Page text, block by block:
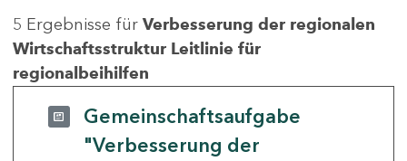
5 Ergebnisse für Verbesserung der regionalen
Wirtschaftsstruktur Leitlinie für
regionalbeihilfen
Gemeinschaftsaufgabe
"Verbesserung der